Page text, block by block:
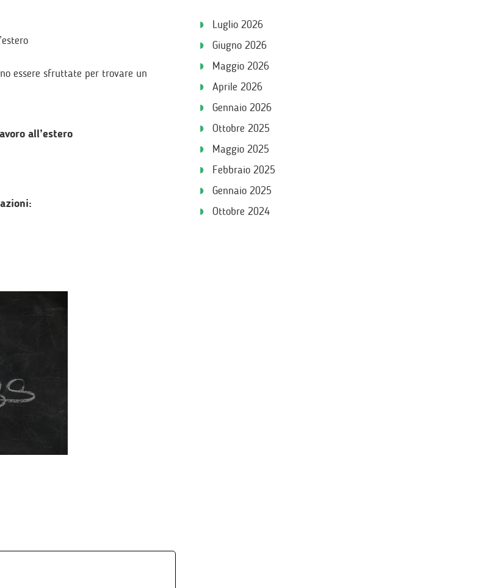
essere sfruttate per trovare un
all’estero
Luglio 2026
Giugno 2026
Maggio 2026
Aprile 2026
Gennaio 2026
Ottobre 2025
Maggio 2025
Febbraio 2025
Gennaio 2025
Ottobre 2024